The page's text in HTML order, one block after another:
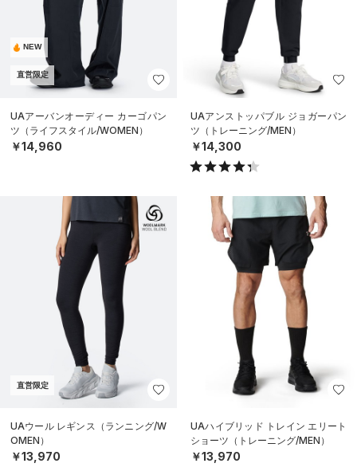
NEW
直営限定
UAアーバンオーディー カーゴパン
ツ（ライフスタイル/WOMEN）
￥14,960
UAアンストッパブル ジョガーパン
ツ（トレーニング/MEN）
￥14,300
直営限定
UAウール レギンス（ランニング/W
OMEN）
￥13,970
UAハイブリッド トレイン エリート
ショーツ（トレーニング/MEN）
￥13,970